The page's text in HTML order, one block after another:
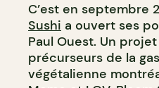
C’est en septembre
Sushi a ouvert ses
Paul Ouest. Un
précurseurs de la
végétalienne